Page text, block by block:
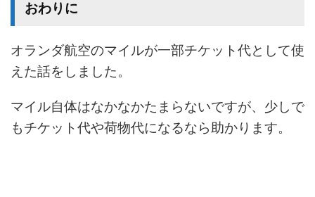
おわりに
オランダ航空のマイルが一部チケット代として使
えた話をしました。
マイル自体はなかなかたまらないですが、少しで
もチケット代や荷物代になるなら助かります。